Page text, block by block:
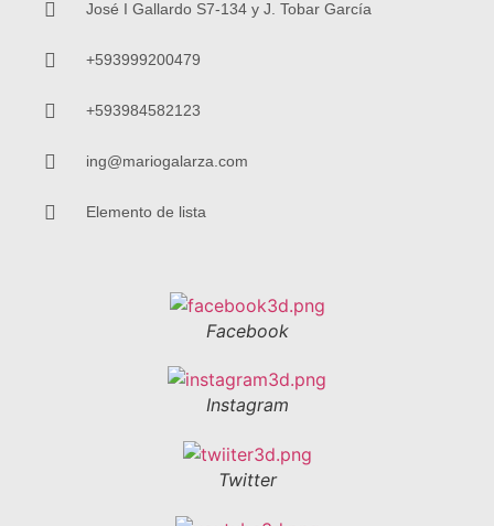
José I Gallardo S7-134 y J. Tobar García
+593999200479
+593984582123
ing@mariogalarza.com
Elemento de lista
Facebook
Instagram
Twitter